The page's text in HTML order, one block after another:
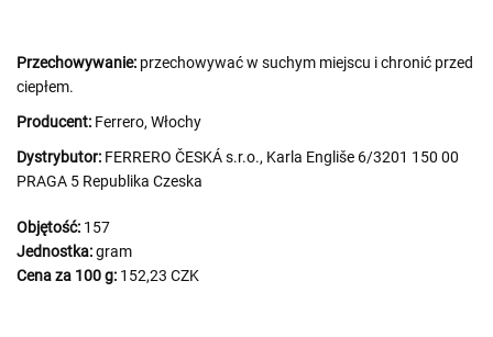
Przechowywanie: przechowywać w suchym miejscu i chronić przed
ciepłem.
Producent: Ferrero, Włochy
Dystrybutor: FERRERO ČESKÁ s.r.o., Karla Engliše 6/3201 150 00
PRAGA 5 Republika Czeska
Objętość: 157
Jednostka:gram
Cena za 100 g: 152,23 CZK